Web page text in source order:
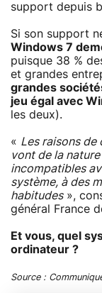
support depuis
Si son support
Windows 7
puisque 38 %
et grandes
grandes
jeu égal avec
les deux).
« Les raisons de
vont de la
incompatibles
système, à des
habitudes»,
général France
Et vous, quel
ordinateur ?
Source :